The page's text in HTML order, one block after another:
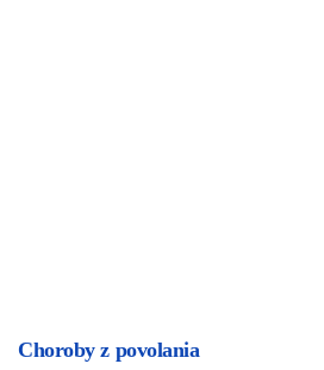
Choroby z povolania